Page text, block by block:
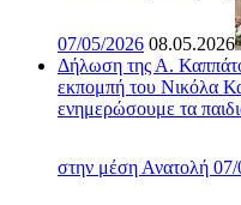
07/05/2026 08.05.2026
Δήλωση της Α.
εκπομπή του Νικόλα
ενημερώσουμε τα
στην μέση Ανατολή